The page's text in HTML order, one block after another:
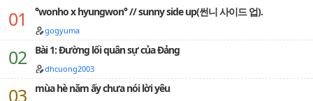
°wonho x hyungwon° // sunny side up(썬니 사이드 업).
gogyuma
Bài 1: Đường lối quân sự của Đảng
dhcuong2003
mùa hè năm ấy chưa nói lời yêu